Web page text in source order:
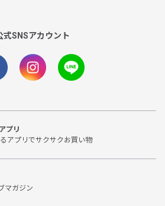
式SNSアカウント
プリ
アプリでサクサクお買い物
マガジン